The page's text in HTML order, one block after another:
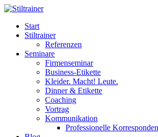
Start
Stiltrainer
Referenzen
Seminare
Firmenseminar
Business-Etikette
Kleider. Macht! Leute.
Dinner & Etikette
Coaching
Vortrag
Kommunikation
Professionelle